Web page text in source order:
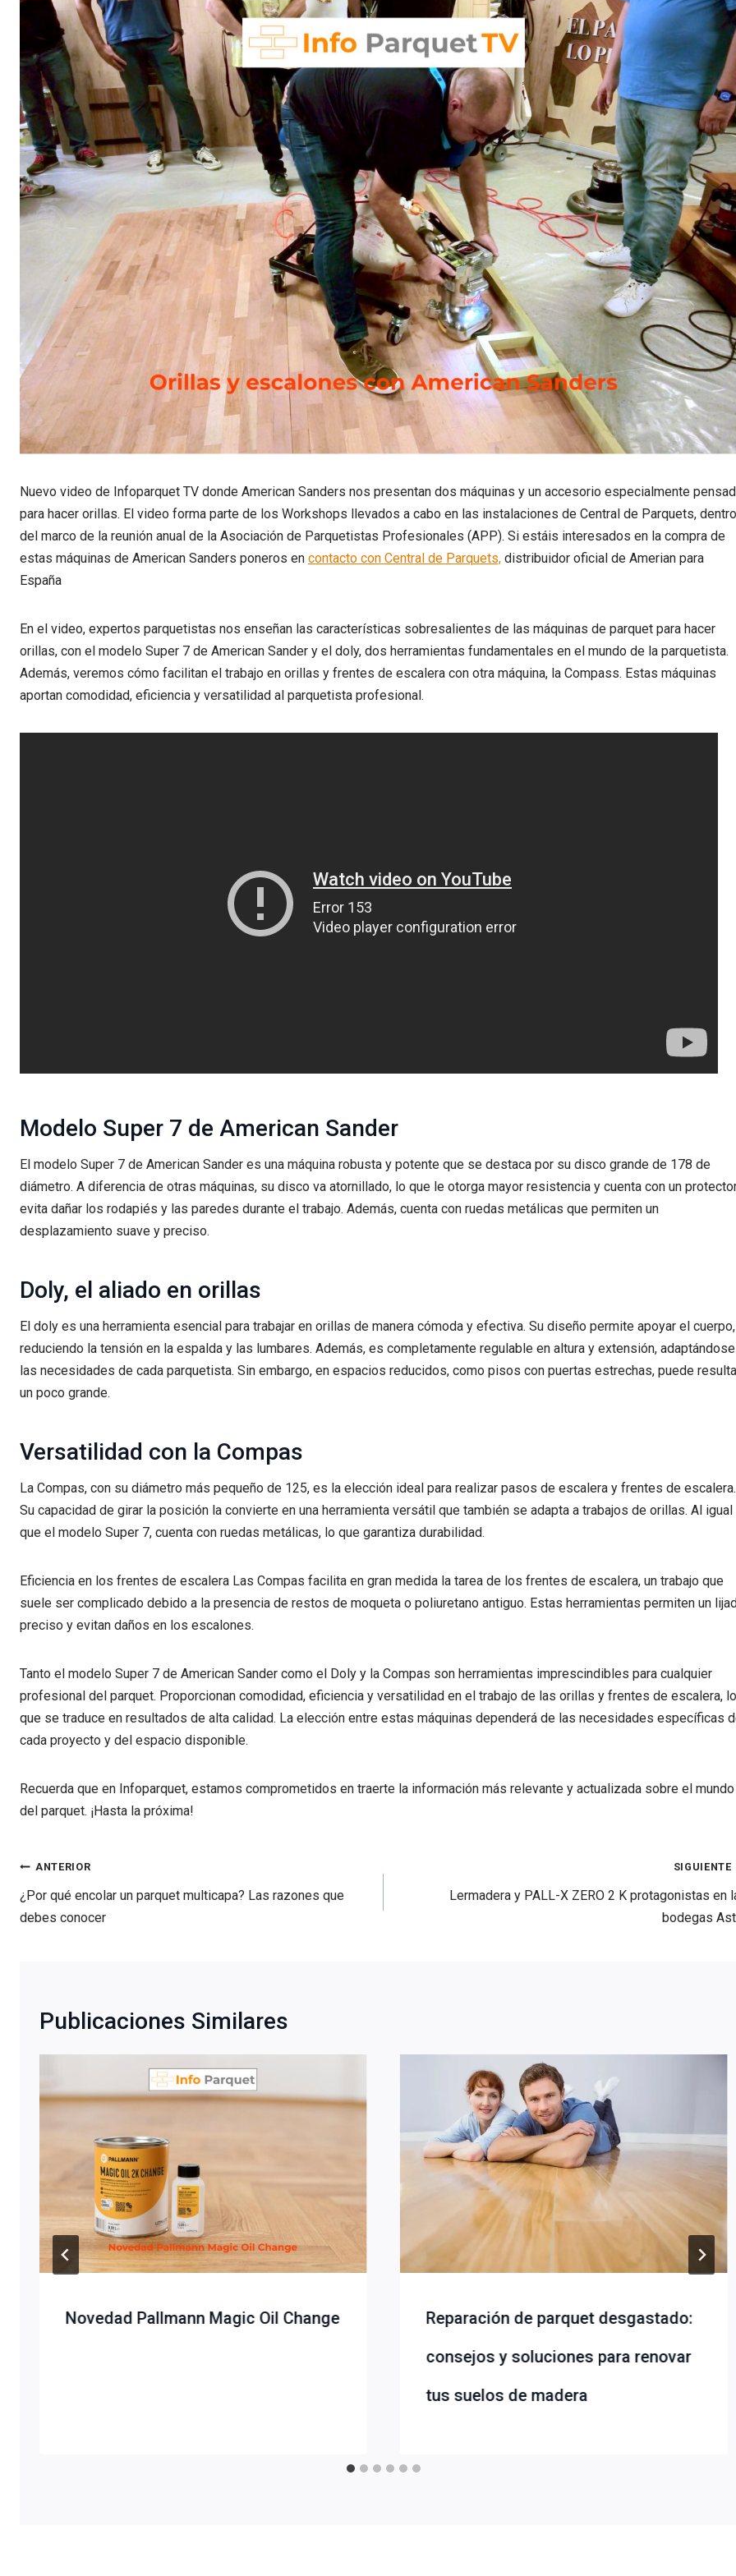
Nuevo video de Infoparquet TV donde American Sanders nos presentan dos máquinas y un accesorio especialmente
para hacer orillas. El video forma parte de los Workshops llevados a cabo en las instalaciones de Central de Parquets, dentro
del marco de la reunión anual de la Asociación de Parquetistas Profesionales (APP). Si estáis interesados en la compra de
estas máquinas de American Sanders poneros en contacto con Central de Parquets, distribuidor oficial de Amerian para
España
En el video, expertos parquetistas nos enseñan las características sobresalientes de las máquinas de parquet para hacer
orillas, con el modelo Super 7 de American Sander y el doly, dos herramientas fundamentales en el mundo de la parquetista.
Además, veremos cómo facilitan el trabajo en orillas y frentes de escalera con otra máquina, la Compass. Estas máquinas
aportan comodidad, eficiencia y versatilidad al parquetista profesional.
Modelo Super 7 de American Sander
El modelo Super 7 de American Sander es una máquina robusta y potente que se destaca por su disco grande de 178 de
diámetro. A diferencia de otras máquinas, su disco va atornillado, lo que le otorga mayor resistencia y cuenta con un
evita dañar los rodapiés y las paredes durante el trabajo. Además, cuenta con ruedas metálicas que permiten un
desplazamiento suave y preciso.
Doly, el aliado en orillas
El doly es una herramienta esencial para trabajar en orillas de manera cómoda y efectiva. Su diseño permite apoyar el cuerpo,
reduciendo la tensión en la espalda y las lumbares. Además, es completamente regulable en altura y extensión,
las necesidades de cada parquetista. Sin embargo, en espacios reducidos, como pisos con puertas estrechas, puede
un poco grande.
Versatilidad con la Compas
La Compas, con su diámetro más pequeño de 125, es la elección ideal para realizar pasos de escalera y frentes de escalera.
Su capacidad de girar la posición la convierte en una herramienta versátil que también se adapta a trabajos de orillas. Al igual
que el modelo Super 7, cuenta con ruedas metálicas, lo que garantiza durabilidad.
Eficiencia en los frentes de escalera Las Compas facilita en gran medida la tarea de los frentes de escalera, un trabajo que
suele ser complicado debido a la presencia de restos de moqueta o poliuretano antiguo. Estas herramientas permiten un
preciso y evitan daños en los escalones.
Tanto el modelo Super 7 de American Sander como el Doly y la Compas son herramientas imprescindibles para cualquier
profesional del parquet. Proporcionan comodidad, eficiencia y versatilidad en el trabajo de las orillas y frentes de escalera, lo
que se traduce en resultados de alta calidad. La elección entre estas máquinas dependerá de las necesidades específicas
cada proyecto y del espacio disponible.
Recuerda que en Infoparquet, estamos comprometidos en traerte la información más relevante y actualizada sobre el mundo
del parquet. ¡Hasta la próxima!
Navegación
de
entradas
ANTERIOR
¿Por qué encolar un parquet multicapa? Las razones que
debes conocer
SIGUIENTE
Lermadera y PALL-X ZERO 2 K protagonistas en
bodegas
Publicaciones Similares
Novedad Pallmann Magic Oil Change
Reparación de parquet desgastado:
consejos y soluciones para renovar
tus suelos de madera